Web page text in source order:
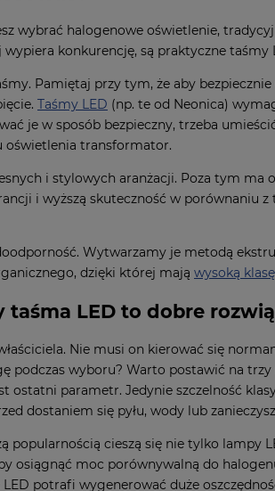
wybrać halogenowe oświetlenie,
konkurencję, są praktyczne taśmy
Pamiętaj przy tym, że aby
Taśmy LED (np. te od Neonica)
je w sposób bezpieczny, trzeba
oświetlenia transformator.
i stylowych aranżacji. Poza tym ma
i wyższą skuteczność w porównaniu
Wytwarzamy je metodą
dzięki której mają wysoką
taśma LED to dobre
Nie musi on kierować się
podczas wyboru? Warto postawić na trzy
ostatni parametr. Jedynie szczelność
dostaniem się pyłu, wody lub
popularnością cieszą się nie tylko lampy
osiągnąć moc porównywalną do
potrafi wygenerować duże